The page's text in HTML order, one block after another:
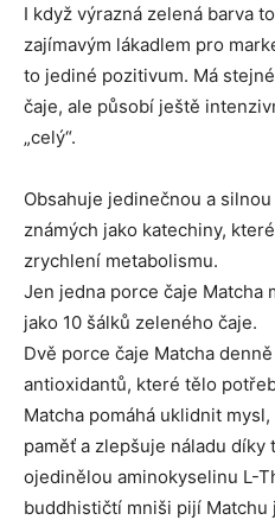
I když výrazná zelená barva
zajímavým lákadlem pro
to jediné pozitivum. Má
čaje, ale působí ještě
„celý“.
Obsahuje jedinečnou a
známých jako katechiny,
zrychlení metabolismu.
Jen jedna porce čaje Matcha
jako 10 šálků zeleného čaje.
Dvě porce čaje Matcha
antioxidantů, které tělo
Matcha pomáhá uklidnit
paměť a zlepšuje náladu díky
ojedinělou aminokyselinu L-
buddhističtí mniši pijí Matchu